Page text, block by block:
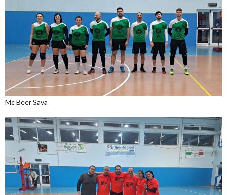
Mc Beer Sava